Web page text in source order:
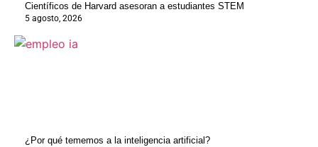
Científicos de Harvard asesoran a estudiantes STEM
5 agosto, 2026
¿Por qué tememos a la inteligencia artificial?